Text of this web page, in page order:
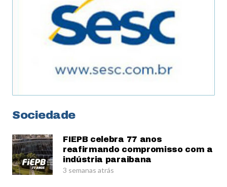
Sociedade
FIEPB celebra 77 anos
reafirmando compromisso com a
indústria paraibana
3 semanas atrás